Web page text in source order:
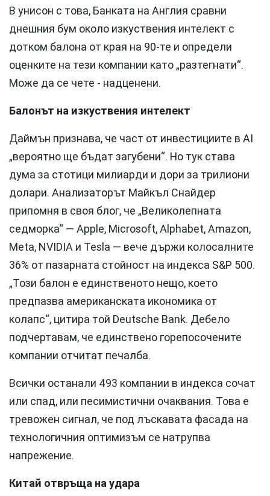
В унисон с това, Банката на Англия сравни
днешния бум около изкуствения интелект с
дотком балона от края на 90-те и определи
оценките на тези компании като „разтегнати“.
Може да се чете - надценени.
Балонът на изкуствения интелект
Даймън признава, че част от инвестициите в AI
„вероятно ще бъдат загубени“. Но тук става
дума за стотици милиарди и дори за трилиони
долари. Анализаторът Майкъл Снайдер
припомня в своя блог, че „Великолепната
седморка“ — Apple, Microsoft, Alphabet, Amazon,
Meta, NVIDIA и Tesla — вече държи колосалните
36% от пазарната стойност на индекса S&P 500.
„Този балон е единственото нещо, което
предпазва американската икономика от
колапс“, цитира той Deutsche Bank. Дебело
подчертавам, че единствено горепосочените
компании отчитат печалба.
Всички останали 493 компании в индекса сочат
или спад, или песимистични очаквания. Това е
тревожен сигнал, че под лъскавата фасада на
технологичния оптимизъм се натрупва
напрежение.
Китай отвръща на удара